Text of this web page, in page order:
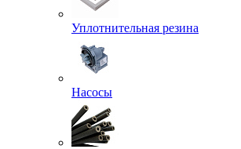
Уплотнительная резина
Насосы